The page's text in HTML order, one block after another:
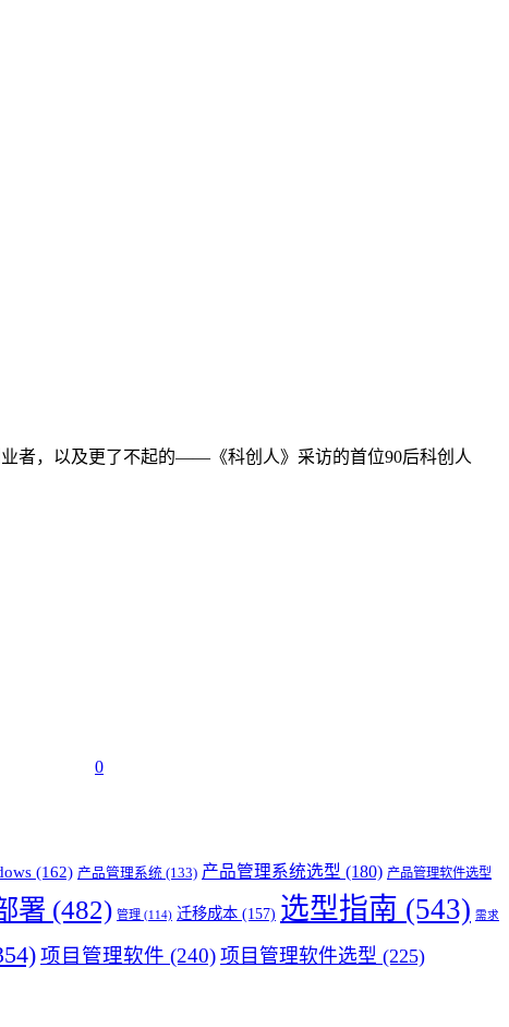
业者，以及更了不起的——《科创人》采访的首位90后科创人
0
(162) 产品管理系统 (133) 产品管理系统选型 (180) 产品管理软件选型
署 (482) 管理 (114) 迁移成本 (157) 选型指南 (543) 需求
项目管理软件 (240) 项目管理软件选型 (225)